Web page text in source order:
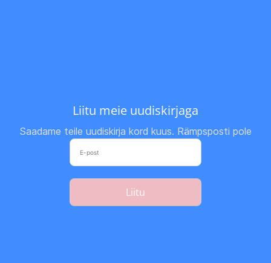
Liitu meie uudiskirjaga
Saadame teile uudiskirja kord kuus. Rämpsposti pole
Liitu